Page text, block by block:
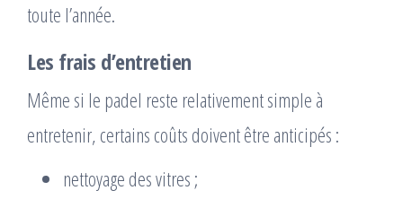
toute l’année.
Les frais d’entretien
Même si le padel reste relativement simple à
entretenir, certains coûts doivent être anticipés :
nettoyage des vitres ;